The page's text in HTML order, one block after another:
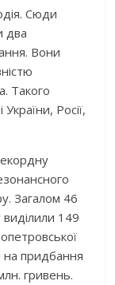
Сюди
два
Вони
Такого
Росії,
Загалом 46
149
на придбання
гривень.